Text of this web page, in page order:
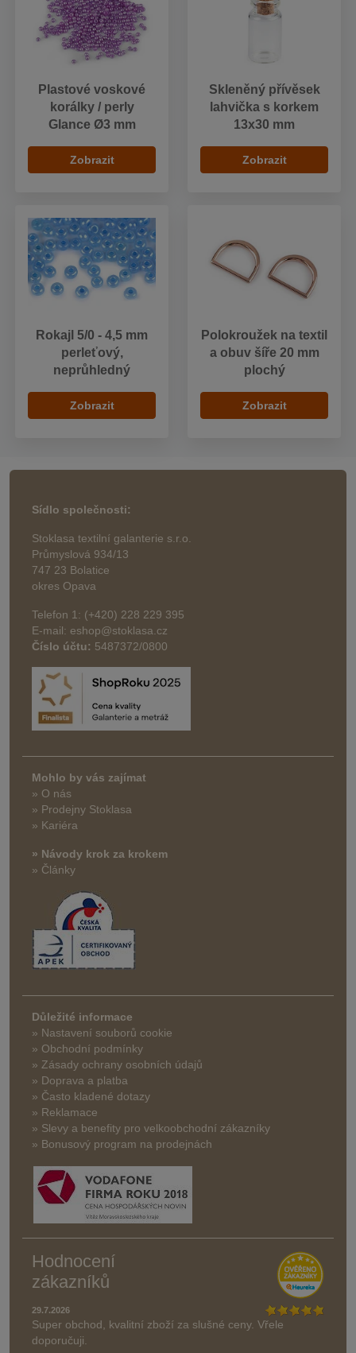
Plastové voskové
korálky / perly
Glance Ø3 mm
Zobrazit
Skleněný přívěsek
lahvička s korkem
13x30 mm
Zobrazit
Rokajl 5/0 - 4,5 mm
perleťový,
neprůhledný
Zobrazit
Polokroužek na textil
a obuv šíře 20 mm
plochý
Zobrazit
Sídlo společnosti:
Stoklasa textilní galanterie s.r.o.
Průmyslová 934/13
747 23 Bolatice
okres Opava
Telefon 1: (+420) 228 229 395
E-mail: eshop@stoklasa.cz
Číslo účtu: 5487372/0800
Mohlo by vás zajímat
» O nás
» Prodejny Stoklasa
» Kariéra
» Návody krok za krokem
» Články
Důležité informace
» Nastavení souborů cookie
» Obchodní podmínky
» Zásady ochrany osobních údajů
» Doprava a platba
» Často kladené dotazy
» Reklamace
» Slevy a benefity pro velkoobchodní zákazníky
» Bonusový program na prodejnách
Hodnocení
zákazníků
29.7.2026
Super obchod, kvalitní zboží za slušné ceny. Vřele
doporučuji.